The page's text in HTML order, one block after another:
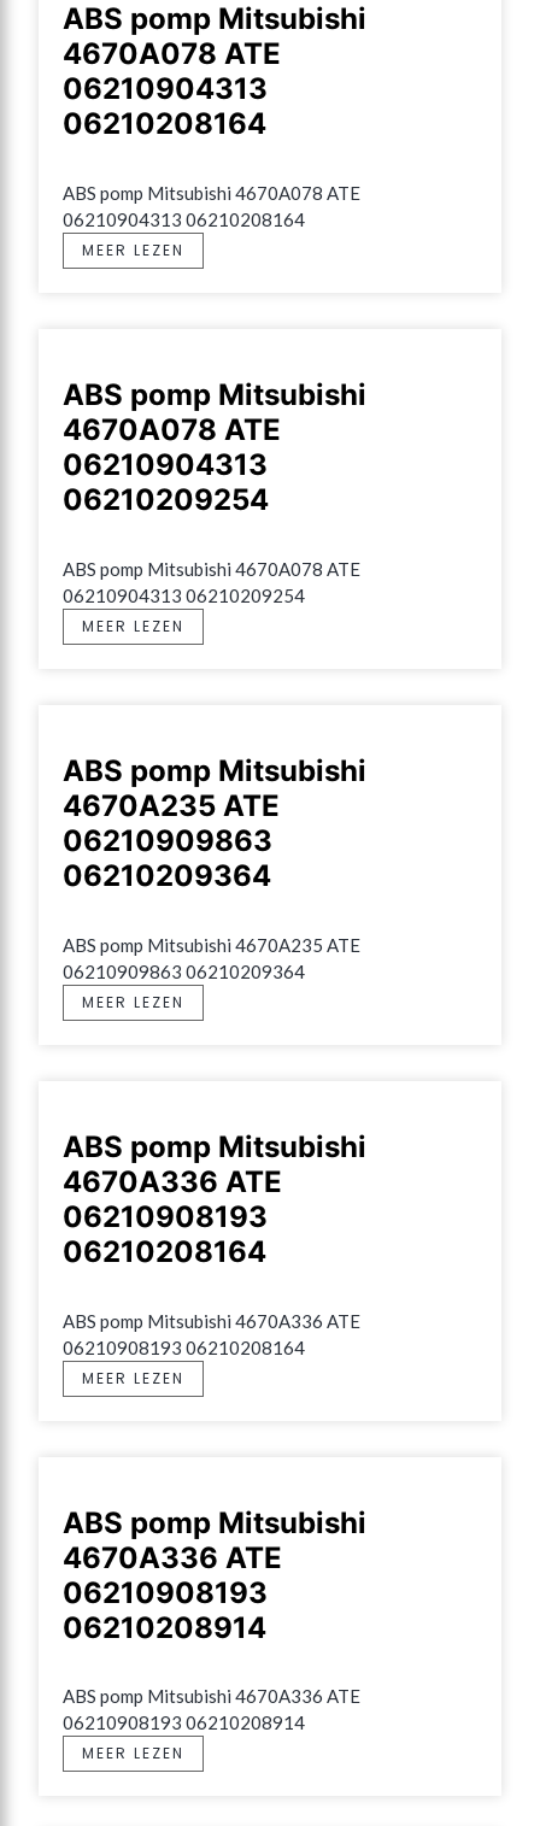
ABS pomp Mitsubishi
4670A078 ATE
06210904313
06210208164
ABS pomp Mitsubishi 4670A078 ATE
06210904313 06210208164
MEER LEZEN
ABS pomp Mitsubishi
4670A078 ATE
06210904313
06210209254
ABS pomp Mitsubishi 4670A078 ATE
06210904313 06210209254
MEER LEZEN
ABS pomp Mitsubishi
4670A235 ATE
06210909863
06210209364
ABS pomp Mitsubishi 4670A235 ATE
06210909863 06210209364
MEER LEZEN
ABS pomp Mitsubishi
4670A336 ATE
06210908193
06210208164
ABS pomp Mitsubishi 4670A336 ATE
06210908193 06210208164
MEER LEZEN
ABS pomp Mitsubishi
4670A336 ATE
06210908193
06210208914
ABS pomp Mitsubishi 4670A336 ATE
06210908193 06210208914
MEER LEZEN